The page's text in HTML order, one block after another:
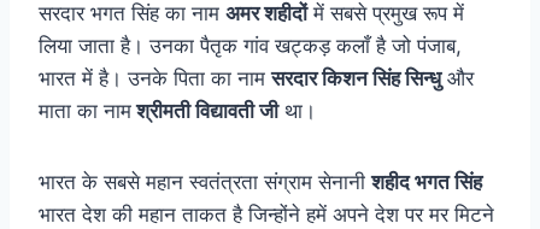
सरदार भगत सिंह का नाम अमर शहीदोंमें सबसे प्रमुख रूप में
लिया जाता है। उनका पैतृक गांव खट्कड़ कलाँ है जो पंजाब,
भारत में है। उनके पिता का नामसरदार किशन सिंह सिन्धुऔर
माता का नामश्रीमती विद्यावती जीथा।
भारत के सबसे महान स्वतंत्रता संग्राम सेनानीशहीद भगत सिंह
भारत देश की महान ताकत है जिन्होंने हमें अपने देश पर मर मिटने